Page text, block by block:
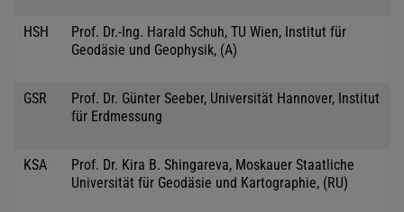
HSH
Prof. Dr.-Ing. Harald Schuh, TU Wien, Institut für
Geodäsie und Geophysik, (A)
GSR
Prof. Dr. Günter Seeber, Universität Hannover, Institut
für Erdmessung
KSA
Prof. Dr. Kira B. Shingareva, Moskauer Staatliche
Universität für Geodäsie und Kartographie, (RU)